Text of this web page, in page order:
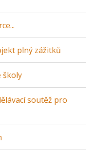
plný zážitků
školy
soutěž pro